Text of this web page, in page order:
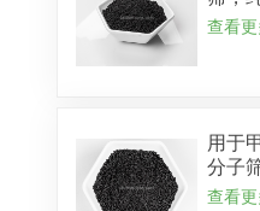
查看
用于
分子
查看